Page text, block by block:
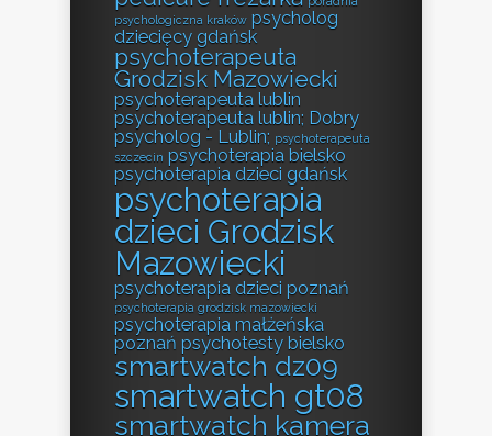
psychologiczna kraków psycholog
dziecięcy gdańsk
psychoterapeuta
Grodzisk Mazowiecki
psychoterapeuta lublin
psychoterapeuta lublin; Dobry
psycholog - Lublin; psychoterapeuta
szczecin psychoterapia bielsko
psychoterapia dzieci gdańsk
psychoterapia
dzieci Grodzisk
Mazowiecki
psychoterapia dzieci poznań
psychoterapia grodzisk mazowiecki
psychoterapia małżeńska
poznań psychotesty bielsko
smartwatch dz09
smartwatch gt08
smartwatch kamera